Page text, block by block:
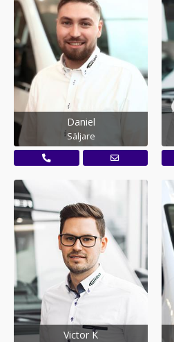
Daniel
Säljare
Victor K